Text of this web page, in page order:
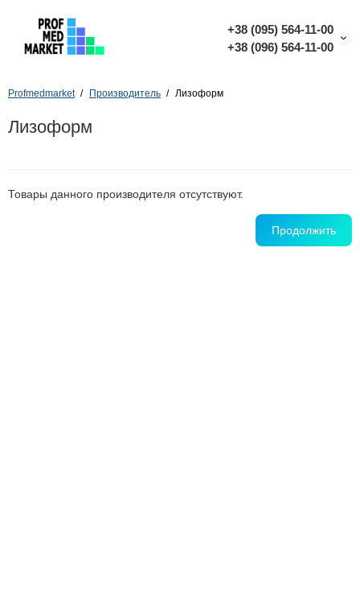
+38 (095) 564-11-00
+38 (096) 564-11-00
Profmedmarket Производитель Лизоформ
Лизоформ
Товары данного производителя отсутствуют.
Продолжить